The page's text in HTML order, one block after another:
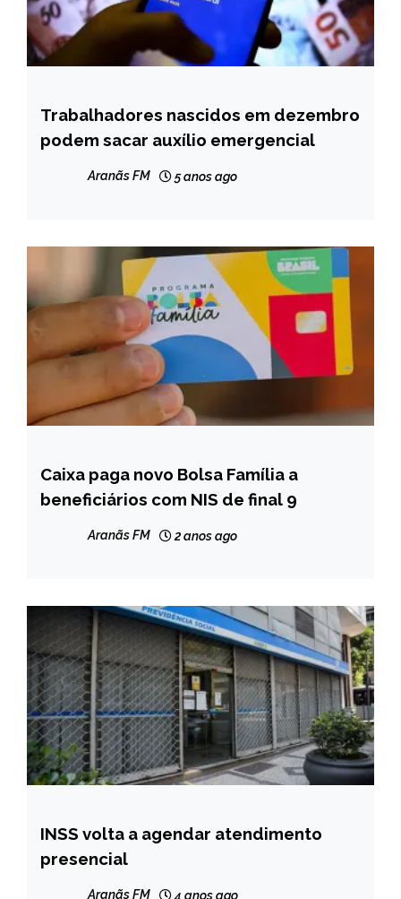
BRASIL
NOTÍCIAS
Trabalhadores nascidos em dezembro
podem sacar auxílio emergencial
Aranãs FM 5 anos ago
BRASIL
NOTÍCIAS
Caixa paga novo Bolsa Família a
beneficiários com NIS de final 9
Aranãs FM 2 anos ago
BRASIL
NOTÍCIAS
INSS volta a agendar atendimento
presencial
Aranãs FM 4 anos ago